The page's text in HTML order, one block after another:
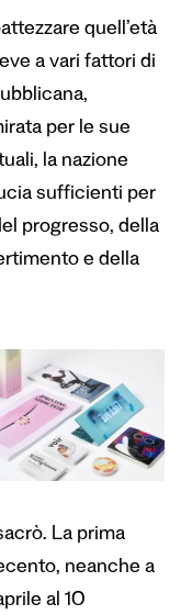
quell’età
a vari fattori di
per le sue
la nazione
sufficienti per
progresso, della
e della
La prima
neanche a
al 10